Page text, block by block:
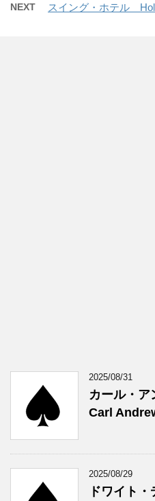
NEXT スイング・ホテル
2025/08/31
カール・
Carl
2025/08/29
ドワイト